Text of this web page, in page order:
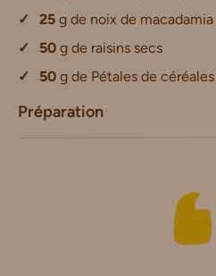
25 g de noix de
50 g de raisins secs
50 g de Pétales de
Préparation